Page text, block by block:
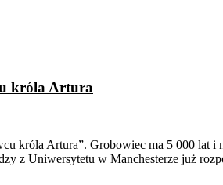
króla Artura
króla Artura”. Grobowiec ma 5 000
z Uniwersytetu w Manchesterze już